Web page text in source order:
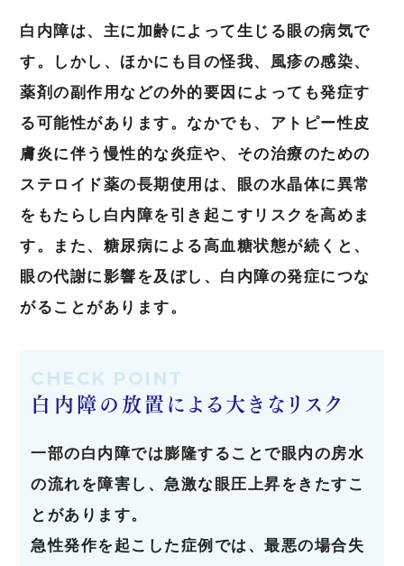
白内障は、主に加齢によって生じる眼の病気で
す。しかし、ほかにも目の怪我、風疹の感染、
薬剤の副作用などの外的要因によっても発症す
る可能性があります。なかでも、アトピー性皮
膚炎に伴う慢性的な炎症や、その治療のための
ステロイド薬の長期使用は、眼の水晶体に異常
をもたらし白内障を引き起こすリスクを高めま
す。また、糖尿病による高血糖状態が続くと、
眼の代謝に影響を及ぼし、白内障の発症につな
がることがあります。
CHECK POINT
白内障の放置による大きなリスク
一部の白内障では膨隆することで眼内の房水
の流れを障害し、急激な眼圧上昇をきたすこ
とがあります。
急性発作を起こした症例では、最悪の場合失